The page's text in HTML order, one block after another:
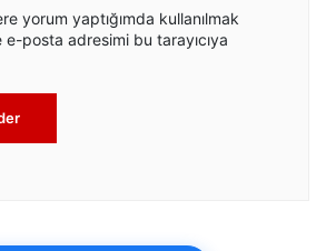
yorum yaptığımda kullanılmak
e-posta adresimi bu tarayıcıya